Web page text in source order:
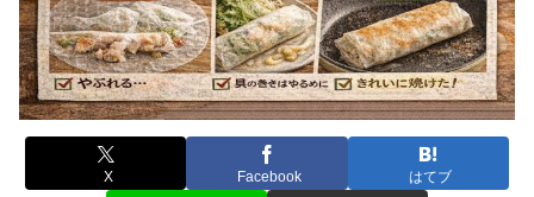
X Facebook はてブ